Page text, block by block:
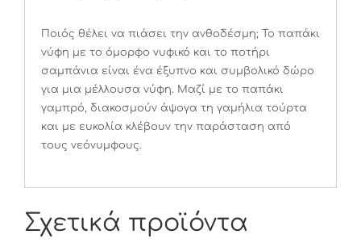
Ποιός θέλει να πιάσει την ανθοδέσμη; Το παπάκι
νύφη με το όμορφο νυφικό και το ποτήρι
σαμπάνια είναι ένα έξυπνο και συμβολικό δώρο
για μια μέλλουσα νύφη. Μαζί με το παπάκι
γαμπρό, διακοσμούν άψογα τη γαμήλια τούρτα
και με ευκολία κλέβουν την παράσταση από
τους νεόνυμφους.
Σχετικά προϊόντα